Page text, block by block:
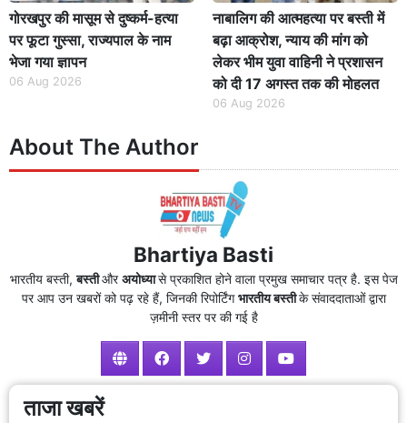
गोरखपुर की मासूम से दुष्कर्म-हत्या
पर फूटा गुस्सा, राज्यपाल के नाम
भेजा गया ज्ञापन
06 Aug 2026
नाबालिग की आत्महत्या पर बस्ती में
बढ़ा आक्रोश, न्याय की मांग को
लेकर भीम युवा वाहिनी ने प्रशासन
को दी 17 अगस्त तक की मोहलत
06 Aug 2026
About The Author
Bhartiya Basti
भारतीय बस्ती,बस्तीऔरअयोध्यासे प्रकाशित होने वाला प्रमुख समाचार पत्र है. इस पेज
पर आप उन खबरों को पढ़ रहे हैं, जिनकी रिपोर्टिंगभारतीय बस्तीके संवाददाताओं द्वारा
ज़मीनी स्तर पर की गई है
ताजा खबरें